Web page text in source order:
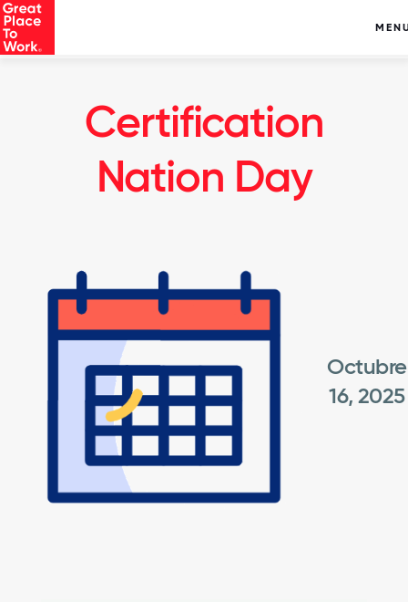
Certification
Nation Day
Octubre
16, 2025